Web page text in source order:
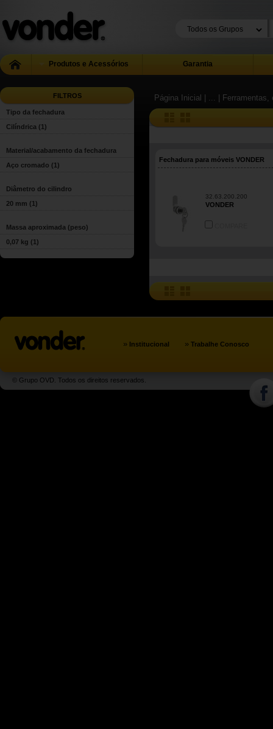
Produtos e Acessórios Garantia
FILTROS
Tipo da fechadura
Cilíndrica (1)
Material/acabamento da fechadura
Aço cromado (1)
Diâmetro do cilindro
20 mm (1)
Massa aproximada (peso)
0,07 kg (1)
Página Inicial | ... |
Fechadura para móveis VONDER
32.63.200.200
VONDER
» Institucional » Trabalhe Conosco
© Grupo OVD. Todos os direitos reservados.